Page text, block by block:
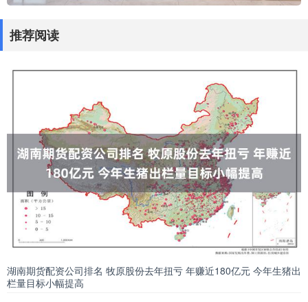
推荐阅读
湖南期货配资公司排名 牧原股份去年扭亏 年赚近180亿元 今年生猪出
栏量目标小幅提高